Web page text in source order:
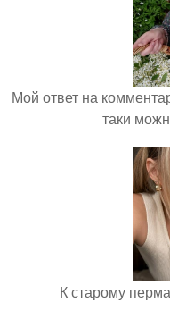
Мой ответ на
таки
К старому